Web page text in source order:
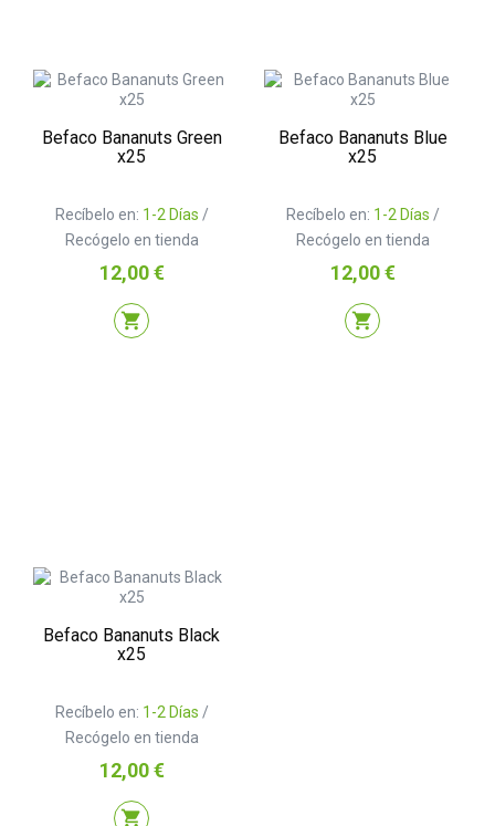
Befaco Bananuts Green
x25
Recíbelo en: 1-2 Días /
Recógelo en tienda
Precio
12,00 €
shopping_cart
Befaco Bananuts Blue
x25
Recíbelo en: 1-2 Días /
Recógelo en tienda
Precio
12,00 €
shopping_cart
Befaco Bananuts Black
x25
Recíbelo en: 1-2 Días /
Recógelo en tienda
Precio
12,00 €
shopping_cart